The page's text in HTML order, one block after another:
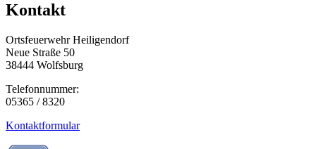
Kontakt
Ortsfeuerwehr Heiligendorf
Neue Straße 50
38444 Wolfsburg
Telefonnummer:
05365 / 8320
Kontaktformular